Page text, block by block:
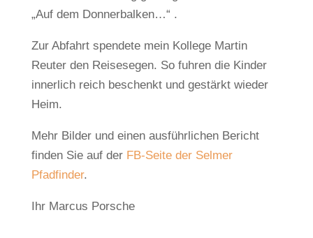
„Auf dem Donnerbalken…“ .
Zur Abfahrt spendete mein Kollege Martin
Reuter den Reisesegen. So fuhren die Kinder
innerlich reich beschenkt und gestärkt wieder
Heim.
Mehr Bilder und einen ausführlichen Bericht
finden Sie auf der FB-Seite der Selmer
Pfadfinder.
Ihr Marcus Porsche